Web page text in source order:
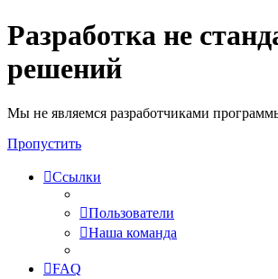
Разработка не
решений
Мы не являемся разработчиками
Пропустить
Ссылки
Пользователи
Наша команда
FAQ